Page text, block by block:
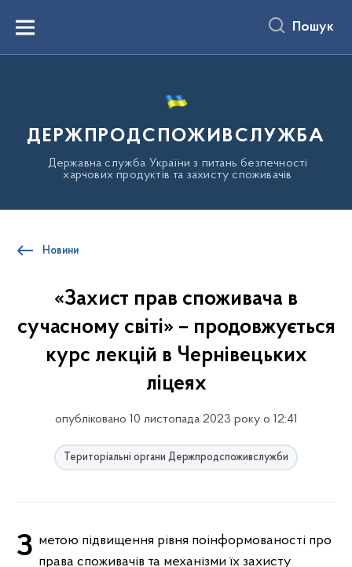
вмістуMenu Пошук
ДЕРЖПРОДСПОЖИВСЛУЖБА
Державна служба України з питань безпечності
харчових продуктів та захисту споживачів
Новини
«Захист прав споживача в
сучасному світі» – продовжується
курс лекцій в Чернівецьких
ліцеях
опубліковано 10 листопада 2023 року о 12:41
Територіальні органи Держпродспоживслужби
З метою підвищення рівня поінформованості про права споживачів та механізми їх захисту